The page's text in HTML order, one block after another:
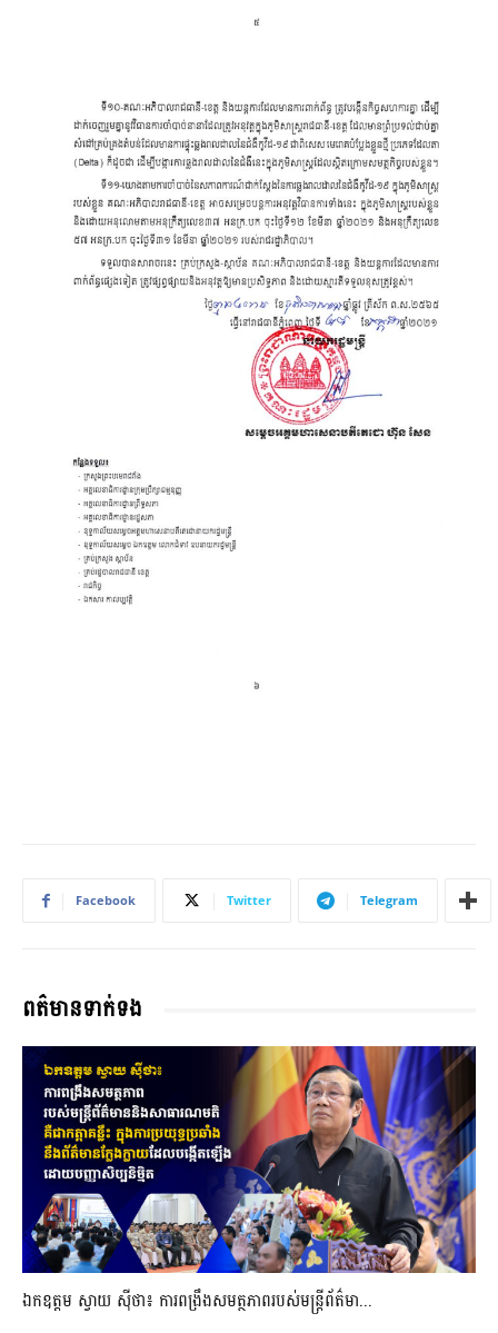
Facebook Twitter Telegram
ពត៌មានទាក់ទង
ឯកឧត្តម ស្វាយ ស៊ីថា៖ ការពង្រឹងសមត្ថភាពរបស់មន្ត្រីព័ត៌មា...